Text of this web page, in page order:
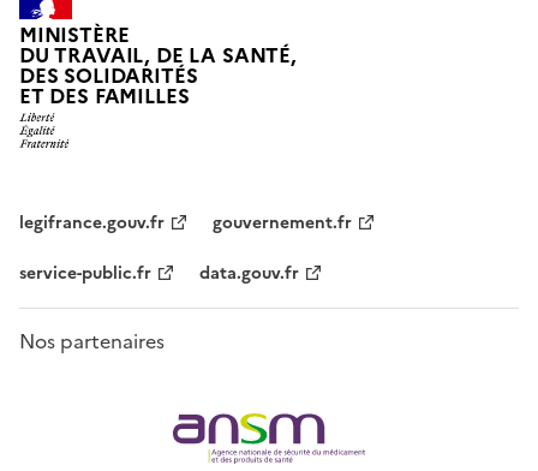
MINISTÈRE
DU TRAVAIL, DE LA SANTÉ,
DES SOLIDARITÉS
ET DES FAMILLES
legifrance.gouv.fr
gouvernement.fr
service-public.fr
data.gouv.fr
Nos partenaires